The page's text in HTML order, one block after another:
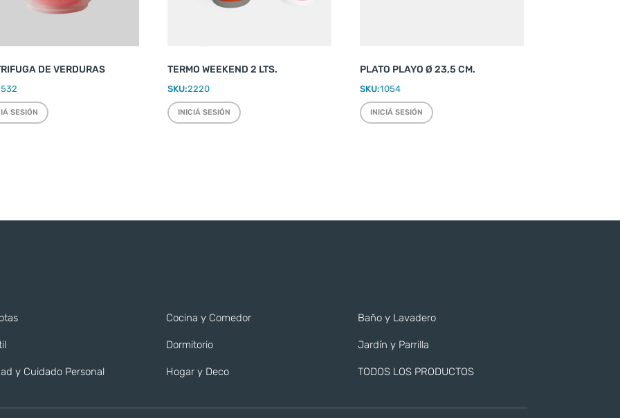
DE VERDURAS
SESIÓN
TERMO WEEKEND 2 LTS.
SKU:2220
INICIÁ SESIÓN
PLATO PLAYO Ø 23,5 CM.
SKU:1054
INICIÁ SESIÓN
y Cuidado Personal
Cocina y Comedor
Dormitorio
Hogar y Deco
Baño y Lavadero
Jardín y Parrilla
TODOS LOS PRODUCTOS